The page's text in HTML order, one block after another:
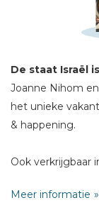
De staat Israël
Joanne Nihom
het unieke
& happening.
Ook verkrijgbaar
Meer informatie